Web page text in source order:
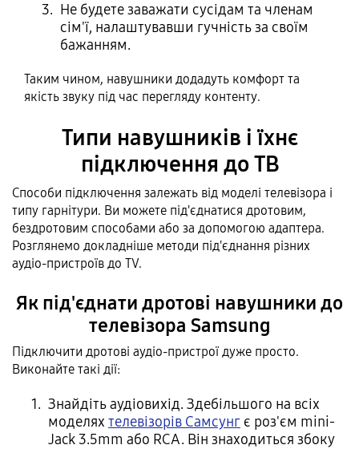
Не будете заважати сусідам та членам
сім'ї, налаштувавши гучність за своїм
бажанням.
Таким чином, навушники додадуть комфорт та
якість звуку під час перегляду контенту.
Типи навушників і їхнє
підключення до ТВ
Способи підключення залежать від моделі телевізора і
типу гарнітури. Ви можете під'єднатися дротовим,
бездротовим способами або за допомогою адаптера.
Розглянемо докладніше методи під'єднання різних
аудіо-пристроїв до TV.
Як під'єднати дротові навушники до
телевізора Samsung
Підключити дротові аудіо-пристрої дуже просто.
Виконайте такі дії:
Знайдіть аудіовихід. Здебільшого на всіх
моделях телевізорів Самсунг є роз'єм mini-
Jack 3.5mm або RCA. Він знаходиться збоку